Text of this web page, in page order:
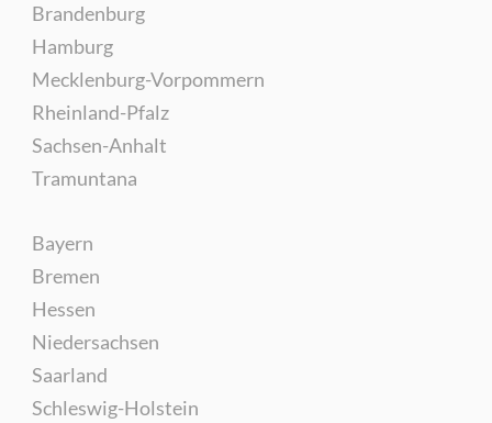
Brandenburg
Hamburg
Mecklenburg-Vorpommern
Rheinland-Pfalz
Sachsen-Anhalt
Tramuntana
Bayern
Bremen
Hessen
Niedersachsen
Saarland
Schleswig-Holstein